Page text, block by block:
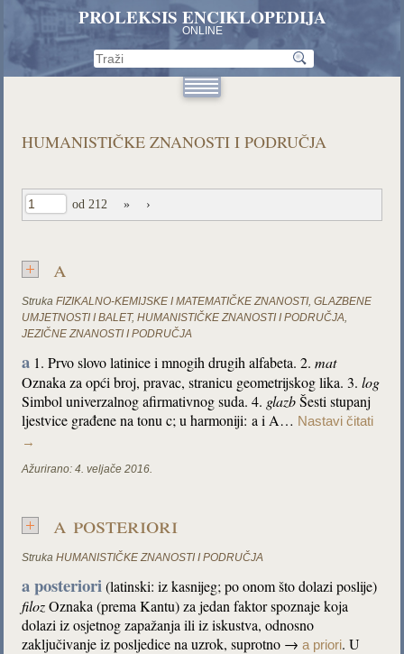
PROLEKSIS ENCIKLOPEDIJA
ONLINE
HUMANISTIČKE ZNANOSTI I PODRUČJA
od 212 » ›
a
Struka FIZIKALNO-KEMIJSKE I MATEMATIČKE ZNANOSTI,GLAZBENE
UMJETNOSTI I BALET,HUMANISTIČKE ZNANOSTI I PODRUČJA,
JEZIČNE ZNANOSTI I PODRUČJA
a 1. Prvo slovo latinice i mnogih drugih alfabeta. 2.mat
Oznaka za opći broj, pravac, stranicu geometrijskog lika. 3.log
Simbol univerzalnog afirmativnog suda. 4. glazbŠesti stupanj
ljestvice građene na tonu c; u harmoniji: a i A… Nastavi čitati
→
Ažurirano: 4. veljače 2016.
a posteriori
Struka HUMANISTIČKE ZNANOSTI I PODRUČJA
a posteriori(latinski: iz kasnijeg; po onom što dolazi poslije)
filozOznaka (prema Kantu) za jedan faktor spoznaje koja
dolazi iz osjetnog zapažanja ili iz iskustva, odnosno
zaključivanje iz posljedice na uzrok, suprotno →a priori. U